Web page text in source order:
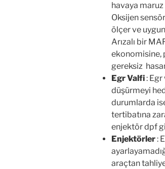
havaya maruz
Oksijen
ölçer ve uygun
Arızalı bir
ekonomisine,
gereksiz
Egr Valfi: Egr
düşürmeyi
durumlarda
tertibatına
enjektör dpf
Enjektörler:
araçtan